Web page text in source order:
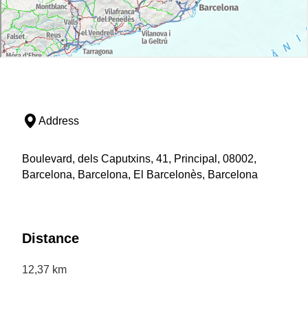
Address
Boulevard, dels Caputxins, 41, Principal, 08002,
Barcelona, Barcelona, El Barcelonès, Barcelona
Distance
12,37 km